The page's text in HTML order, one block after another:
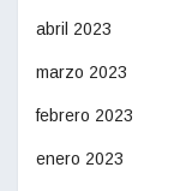
abril 2023
marzo 2023
febrero 2023
enero 2023